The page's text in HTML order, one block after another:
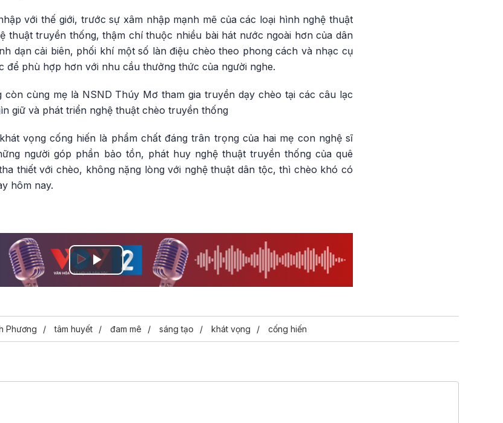
với thế giới, trước sự xâm nhập mạnh mẽ của các loại hình nghệ thuật
thuật truyền thống, thậm chí thuộc nhiều bài hát nước ngoài hơn của dân
dạn cải biên, phối khí một số làn điệu chèo theo phong cách và nhạc cụ
để phù hợp hơn với nhu cầu thưởng thức của người nghe.
cùng mẹ là NSND Thúy Mơ tham gia truyền dạy chèo tại các câu lạc
giữ và phát triển nghệ thuật chèo truyền thống
vọng cống hiến là phẩm chất đáng trân trọng của hai mẹ con nghệ sĩ
người góp phần bảo tồn, phát huy nghệ thuật truyền thống của quê
thiết với chèo, không nặng lòng với nghệ thuật dân tộc, thì chèo khó có
hôm nay.
Play
Phương tâm huyết đam mê sáng tạo khát vọng cống hiến